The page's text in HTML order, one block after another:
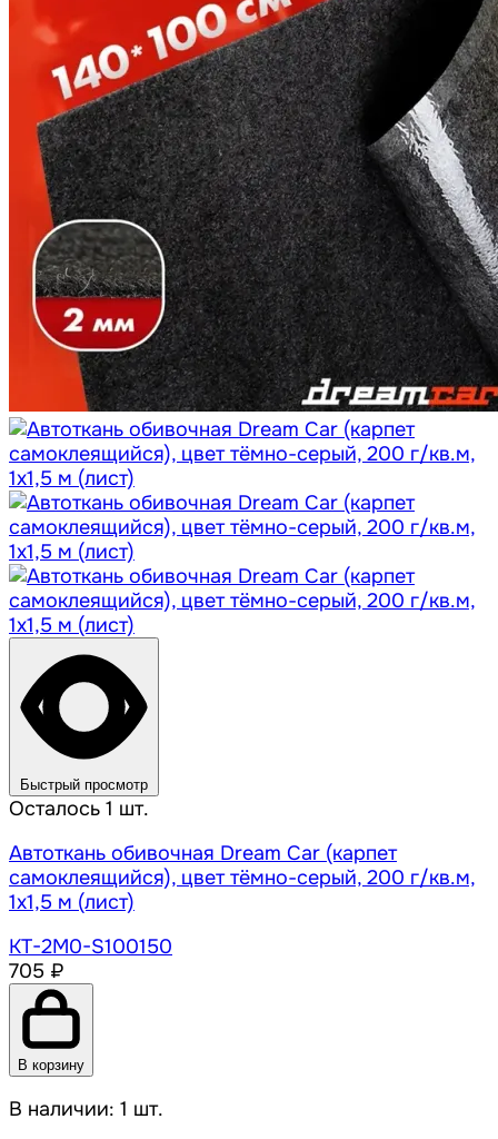
Быстрый просмотр
Осталось 1 шт.
Автоткань обивочная Dream Car (карпет
самоклеящийся), цвет тёмно-серый, 200 г/кв.м,
1x1,5 м (лист)
KT-2M0-S100150
705 ₽
В корзину
В наличии: 1 шт.